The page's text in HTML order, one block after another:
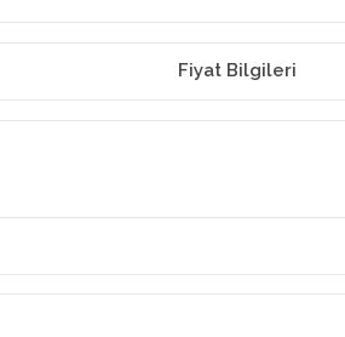
Fiyat Bilgileri